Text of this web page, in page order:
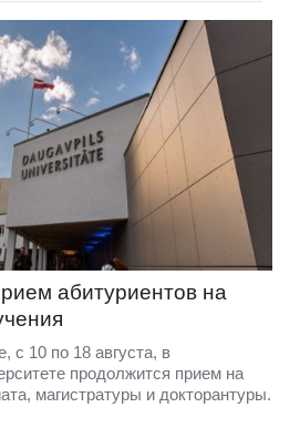
абитуриентов на
10 по 18 августа, в
продолжится прием на
магистратуры и докторантуры.